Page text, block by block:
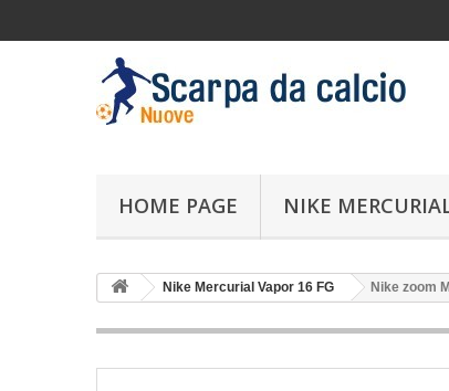
HOME PAGE NIKE
Nike Mercurial Vapor 16 FG Nike zoom